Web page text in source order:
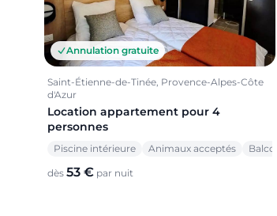
Annulation gratuite
Saint-Étienne-de-Tinée, Provence-Alpes-Côte
d'Azur
Location appartement pour 4
personnes
Piscine intérieure Animaux acceptés Balcon
dès 53 € par nuit